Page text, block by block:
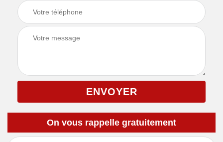
On vous rappelle gratuitement